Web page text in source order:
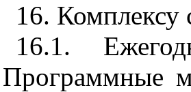
16.
16.1.
Программные